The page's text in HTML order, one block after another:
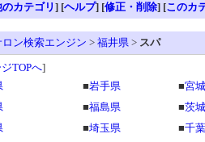
のカテゴリ] [ヘルプ] [修正・削除] [このカ
ン検索エンジン > 福井県 > スパ
TOPへ]
■岩手県 ■宮
■福島県 ■茨
■埼玉県 ■千